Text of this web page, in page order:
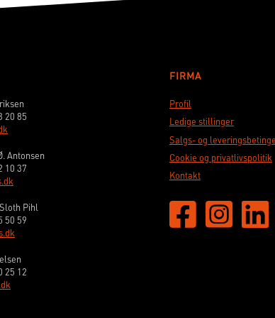
20 85
Antonsen
10 37
Pihl
50 59
25 12
FIRMA
Profil
Ledige stillinger
Salgs- og
Cookie og privatlivspolitik
Kontakt